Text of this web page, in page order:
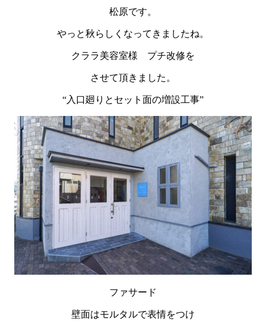
松原です。
やっと秋らしくなってきましたね。
クララ美容室様 プチ改修を
させて頂きました。
“入口廻りとセット面の増設工事”
ファサード
壁面はモルタルで表情をつけ